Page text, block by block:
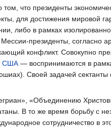
что президенты
для достижения мировой
либо в рамках
президенты, согласно
конфликт. Совокупно
США — воспринимаются в
Своей задачей сектанты
«Объединению
В то же время борьбу с
сотрудничество в